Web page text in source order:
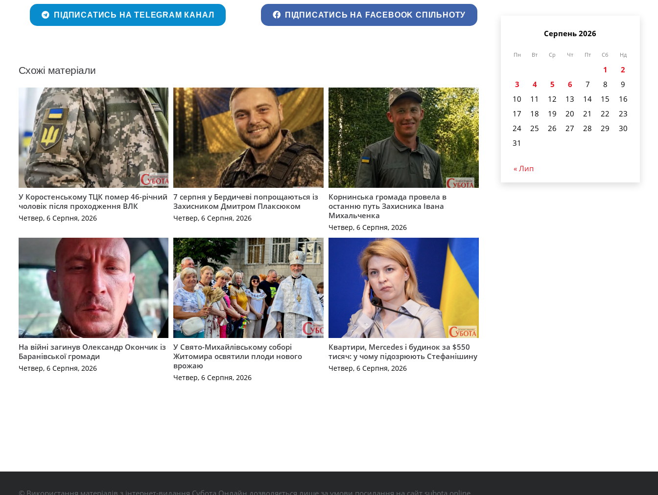
ПІДПИСАТИСЬ НА TELEGRAM КАНАЛ ПІДПИСАТИСЬ НА FACEBOOK СПІЛЬНОТУ
Схожі матеріали
У Коростенському ТЦК помер 46-річний
чоловік після проходження ВЛК
Четвер, 6 Серпня, 2026
7 серпня у Бердичеві попрощаються із
Захисником Дмитром Плаксюком
Четвер, 6 Серпня, 2026
Корнинська громада провела в
останню путь Захисника Івана
Михальченка
Четвер, 6 Серпня, 2026
На війні загинув Олександр Окончик із
Баранівської громади
Четвер, 6 Серпня, 2026
У Свято-Михайлівському соборі
Житомира освятили плоди нового
врожаю
Четвер, 6 Серпня, 2026
Квартири, Mercedes і будинок за $550
тисяч: у чому підозрюють Стефанішину
Четвер, 6 Серпня, 2026
Серпень 2026
Пн Вт Ср Чт Пт Сб Нд
1
2
3
4 5 6 7 8
9
10
11 12 13 14 15
16
17
18 19 20 21 22
23
24
25 26 27 28 29
30
31
« Лип
© Використання матеріалів з інтернет-видання Субота Онлайн дозволяється лише за умови посилання на сайт subota.online